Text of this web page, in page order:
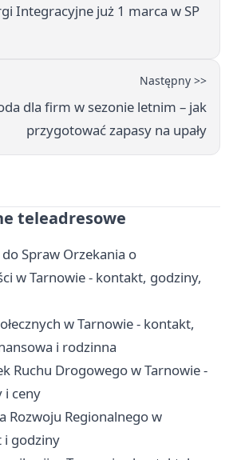
Integracyjne już 1 marca w SP
Następny >>
dla firm w sezonie letnim – jak
przygotować zapasy na upały
teleadresowe
Spraw Orzekania o
w Tarnowie - kontakt, godziny,
w Tarnowie - kontakt,
i rodzinna
Ruchu Drogowego w Tarnowie -
i ceny
Rozwoju Regionalnego w
i godziny